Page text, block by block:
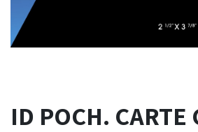
ID POCH. CARTE